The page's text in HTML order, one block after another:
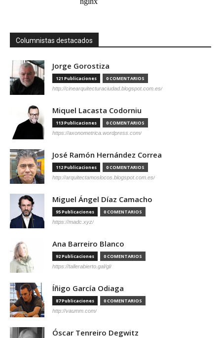
Columnistas destacados
Jorge Gorostiza
121 Publicaciones 0 COMENTARIOS
http://cinearquitecturaciudad.blogspot.com.es/
Miquel Lacasta Codorniu
113 Publicaciones 0 COMENTARIOS
https://axonometrica.wordpress.com/
José Ramón Hernández Correa
112 Publicaciones 0 COMENTARIOS
http://arquitectamoslocos.blogspot.com.es/
Miguel Ángel Díaz Camacho
95 Publicaciones 0 COMENTARIOS
https://madc.xyz/
Ana Barreiro Blanco
92 Publicaciones 0 COMENTARIOS
https://tallerabierto.gal/gl/
Íñigo García Odiaga
87 Publicaciones 0 COMENTARIOS
http://vaumm.com/
Óscar Tenreiro Degwitz